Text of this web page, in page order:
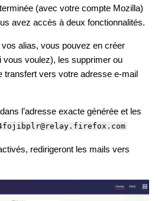
(avec votre compte Mozilla)
avez accès à deux fonctionnalités.
alias, vous pouvez en créer
vous voulez), les supprimer ou
transfert vers votre adresse e-mail
l’adresse exacte générée et les
redirigeront les mails vers